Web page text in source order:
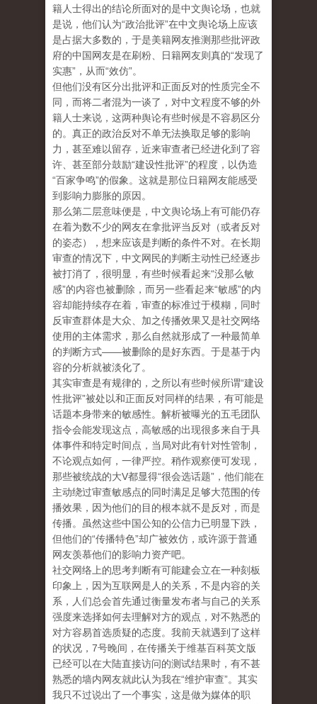
籍人士得出的结论所面对的是中文舆论场，也就
是说，他们认为“政治批评”在中文舆论场上应该
是占据大多数的，于是美籍网友推测那些批评政
府的中国网友是在刷粉、日籍网友则真的“发现了
实惠”，从而“效仿”。
但他们没有区分出批评和正面反对的性质完全不
同，而将二者混为一谈了，对中文程度不够的外
籍人士来说，这两种舆论有些时候是不容易区分
的。真正的政治反对不单无法换取足够的影响
力，甚至难以留存，近来审查者已经进化到了容
许、甚至部分鼓励“建设性批评”的程度，以伪造
“百家争鸣”的假象。这就是那位日籍网友能感受
到影响力膨胀的原因。
那么第二层意味便是，中文舆论场上有可能仍存
在着为数不少的网友在拿批评当反对（或者反对
的姿态），想来应该是判断的条件不对。在长期
审查的情况下，中文网民的判断主动性已经逐步
被打消了，很明显，有些时候看起来“没那么敏
感”的内容也被删除，而另一些看起来“敏感”的内
容却能持续存在着，审查的标准过于模糊，同时
反审查群体是大众、加之传播效果又是社交网络
使用的主体需求，那么自然就形成了一种最简单
的判断方式——被删除的是好东西。于是基于内
容的分析就被淡化了。
其实审查是有规律的，之所以有些时候所谓“建设
性批评”被处以和正面反对同样的结果，有可能是
话题本身带来的敏感性。解析被曝光的五毛团队
指令会能发现这点，高敏感的出现很多来自于具
体事件和特定时间点，当局对此有针对性管制，
不论观点如何，一律严控。稍作观察便可发现，
那些被统战的大V都显得“很会选话题”，他们能在
主动绕过审查敏感点的同时满足足够大范围的传
播效果，因为他们的目的根本就不是反对，而是
传播。虽然这些中国公知的公信力已明显下跌，
但他们的“传播特色”却广被效仿，或许源于普通
网友羡慕他们的影响力资产吧。
社交网络上的思考判断有可能建会立在一种刻板
印象上，因为互联网是人的关系，不是内容的关
系，人们总会首先通过衡量发布者与自己的关系
强度来选择如何去理解对方的观点，对不熟悉的
对方容易首选质疑的态度。我前天就遇到了这样
的状况，7号晚间，在传播关于维基百科英文版
已经可以在大陆直接访问的测试结果时，有不甚
熟悉的墙内网友就此认为我在“维护审查”。其实
我只不过说出了一个事实，这是做为媒体的职